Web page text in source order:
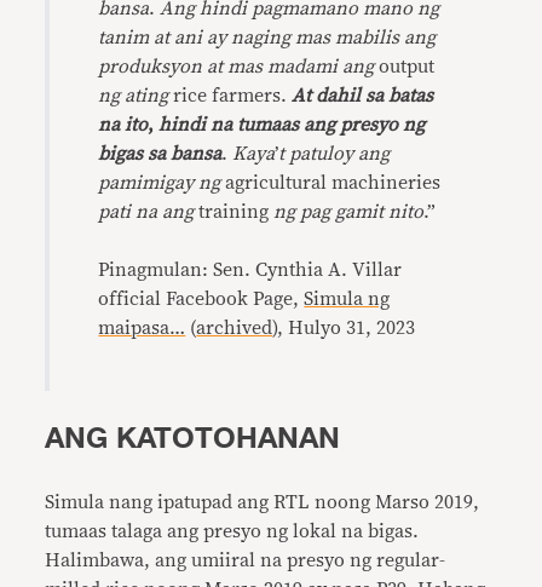
bansa. Ang hindi pagmamano mano ng
tanim at ani ay naging mas mabilis ang
produksyon at mas madami angoutput
ng atingrice farmers.At dahil sa batas
na ito, hindi na tumaas ang presyo ng
bigas sa bansa. Kaya’t patuloy ang
pamimigay ngagricultural machineries
pati na angtraining ng pag gamit nito.”
Pinagmulan: Sen. Cynthia A. Villar
official Facebook Page,Simula ng
maipasa… (archived), Hulyo 31, 2023
ANG KATOTOHANAN
Simula nang ipatupad ang RTL noong Marso 2019,
tumaas talaga ang presyo ng lokal na bigas.
Halimbawa, ang umiiral na presyo ng regular-